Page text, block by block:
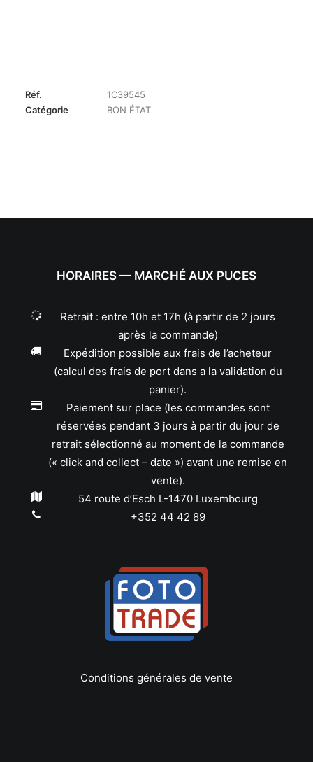
Réf.
1C39545
Catégorie
BON ÉTAT
HORAIRES — MARCHÉ AUX PUCES
Retrait : entre 10h et 17h (à partir de 2 jours
après la commande)
Expédition possible aux frais de l’acheteur
(calcul des frais de port dans a la validation du
panier).
Paiement sur place (les commandes sont
réservées pendant 3 jours à partir du jour de
retrait sélectionné au moment de la commande
(« click and collect – date ») avant une remise en
vente).
54 route d’Esch L-1470 Luxembourg
+352 44 42 89
Conditions générales de vente